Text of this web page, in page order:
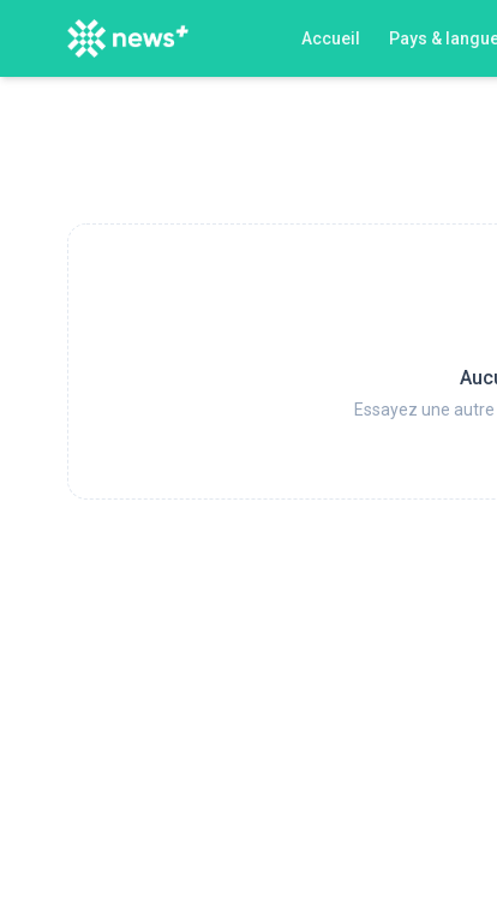
Accueil Pays &
Essayez une